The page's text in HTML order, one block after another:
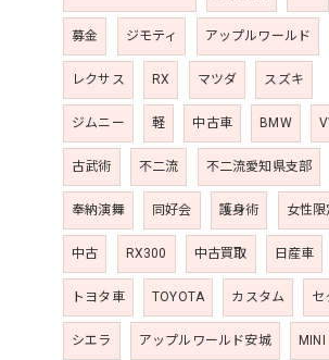
募金 ジモティ アップルワールド
レクサス RX マツダ スズキ
ジムニー 軽 中古車 BMW
古武術 不二流 不二流愛知県支部
奉納演舞 同好会 護身術 女性限
中古 RX300 中古買取 日産車
トヨタ車 TOYOTA カスタム セ
シエラ アップルワールド安城 MINI